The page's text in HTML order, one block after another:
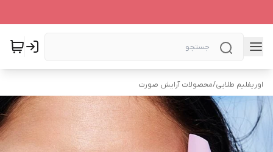
اوریفلیم طلایی/محصولات آرایش صورت